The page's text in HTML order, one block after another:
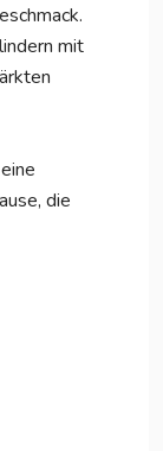
mit
die